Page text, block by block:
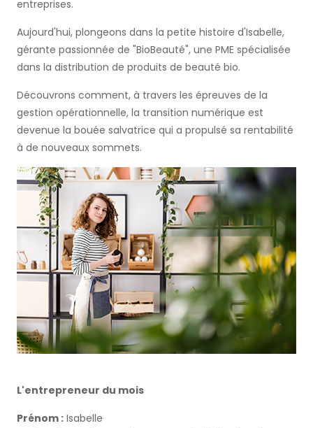
entreprises.
Aujourd'hui, plongeons dans la petite histoire d'Isabelle,
gérante passionnée de "BioBeauté", une PME spécialisée
dans la distribution de produits de beauté bio.
Découvrons comment, à travers les épreuves de la
gestion opérationnelle, la transition numérique est
devenue la bouée salvatrice qui a propulsé sa rentabilité
à de nouveaux sommets.
L'entrepreneur du mois
Prénom : Isabelle